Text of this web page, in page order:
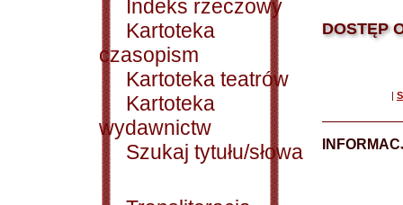
Indeks rzeczowy
Kartoteka
czasopism
Kartoteka teatrów
Kartoteka
wydawnictw
Szukaj tytułu/słowa
DOSTĘP
|